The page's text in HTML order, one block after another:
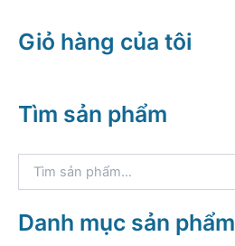
Giỏ hàng của tôi
Tìm sản phẩm
k
iDanh mục sản phẩm